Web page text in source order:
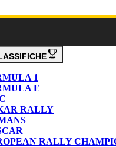
1
E
RALLY
RALLY